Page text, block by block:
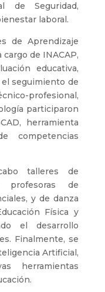
de Seguridad,
laboral.
de Aprendizaje
de INACAP,
educativa,
seguimiento de
profesional,
participaron
herramienta
competencias
talleres de
profesoras de
y de danza
Física y
el desarrollo
Finalmente, se
Artificial,
herramientas